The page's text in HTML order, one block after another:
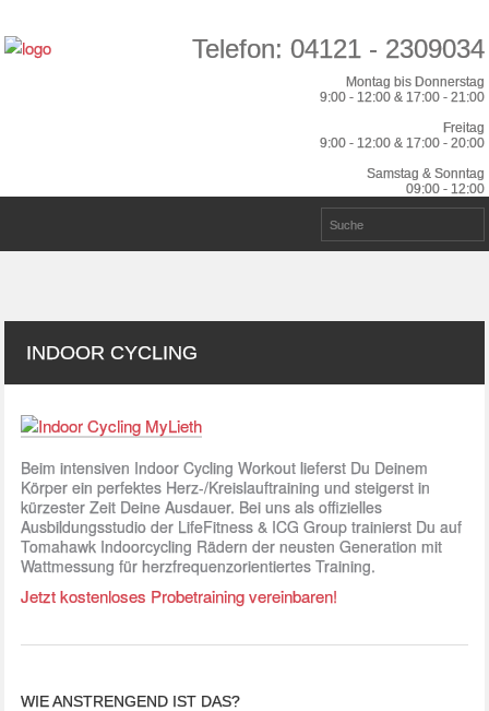
Telefon: 04121 - 2309034
Montag bis Donnerstag
9:00 - 12:00 & 17:00 - 21:00
Freitag
9:00 - 12:00 & 17:00 - 20:00
Samstag & Sonntag
09:00 - 12:00
INDOOR CYCLING
Beim intensiven Indoor Cycling Workout lieferst Du Deinem
Körper ein perfektes Herz-/Kreislauftraining und steigerst in
kürzester Zeit Deine Ausdauer. Bei uns als offizielles
Ausbildungsstudio der LifeFitness & ICG Group trainierst Du auf
Tomahawk Indoorcycling Rädern der neusten Generation mit
Wattmessung für herzfrequenzorientiertes Training.
Jetzt kostenloses Probetraining vereinbaren!
WIE ANSTRENGEND IST DAS?